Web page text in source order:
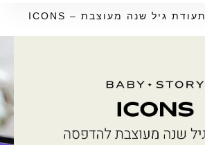
תעודת גיל שנה מעוצבת – ICONS